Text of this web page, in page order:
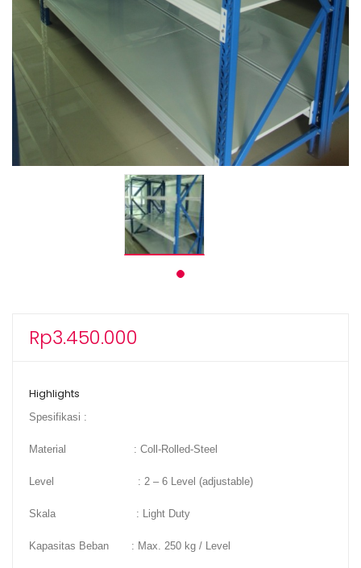
Rp3.450.000
Highlights
Spesifikasi :
Material : Coll-Rolled-Steel
Level : 2 – 6 Level (adjustable)
Skala : Light Duty
Kapasitas Beban : Max. 250 kg / Level